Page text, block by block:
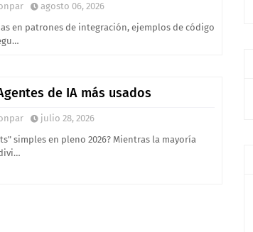
agosto 06, 2026
en patrones de integración, ejemplos de código
de IA más usados
julio 28, 2026
simples en pleno 2026? Mientras la mayoría